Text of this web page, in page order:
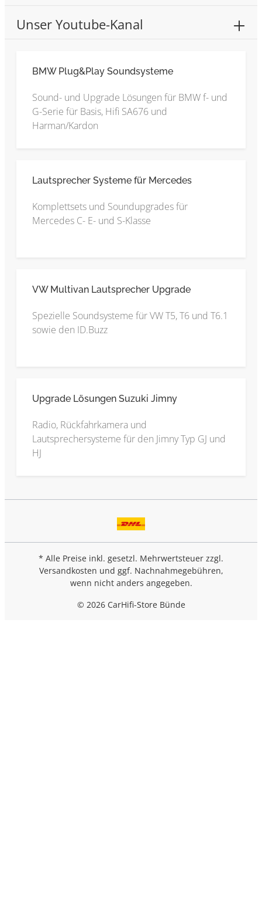
Unser Youtube-Kanal
BMW Plug&Play Soundsysteme
Sound- und Upgrade Lösungen für BMW f- und
G-Serie für Basis, Hifi SA676 und
Harman/Kardon
Lautsprecher Systeme für Mercedes
Komplettsets und Soundupgrades für
Mercedes C- E- und S-Klasse
VW Multivan Lautsprecher Upgrade
Spezielle Soundsysteme für VW T5, T6 und T6.1
sowie den ID.Buzz
Upgrade Lösungen Suzuki Jimny
Radio, Rückfahrkamera und
Lautsprechersysteme für den Jimny Typ GJ und
HJ
* Alle Preise inkl. gesetzl. Mehrwertsteuer zzgl.
Versandkosten und ggf. Nachnahmegebühren,
wenn nicht anders angegeben.
© 2026 CarHifi-Store Bünde